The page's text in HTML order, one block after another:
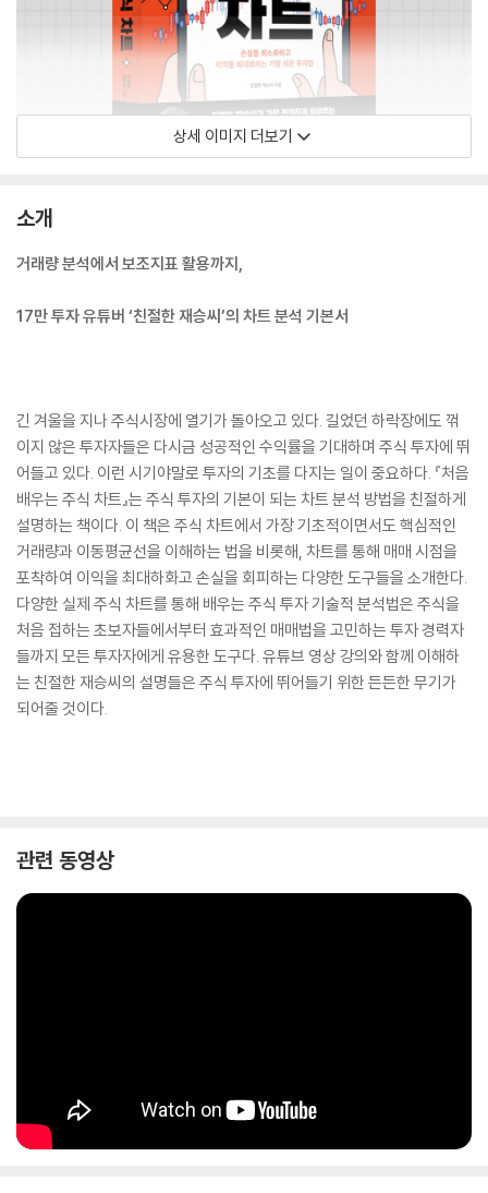
상세 이미지 더보기
소개
거래량 분석에서 보조지표 활용까지,
17만 투자 유튜버 ‘친절한 재승씨’의 차트 분석 기본서
긴 겨울을 지나 주식시장에 열기가 돌아오고 있다. 길었던 하락장에도 꺾
이지 않은 투자자들은 다시금 성공적인 수익률을 기대하며 주식 투자에 뛰
어들고 있다. 이런 시기야말로 투자의 기초를 다지는 일이 중요하다. 『처음
배우는 주식 차트』는 주식 투자의 기본이 되는 차트 분석 방법을 친절하게
설명하는 책이다. 이 책은 주식 차트에서 가장 기초적이면서도 핵심적인
거래량과 이동평균선을 이해하는 법을 비롯해, 차트를 통해 매매 시점을
포착하여 이익을 최대하화고 손실을 회피하는 다양한 도구들을 소개한다.
다양한 실제 주식 차트를 통해 배우는 주식 투자 기술적 분석법은 주식을
처음 접하는 초보자들에서부터 효과적인 매매법을 고민하는 투자 경력자
들까지 모든 투자자에게 유용한 도구다. 유튜브 영상 강의와 함께 이해하
는 친절한 재승씨의 설명들은 주식 투자에 뛰어들기 위한 든든한 무기가
되어줄 것이다.
관련 동영상